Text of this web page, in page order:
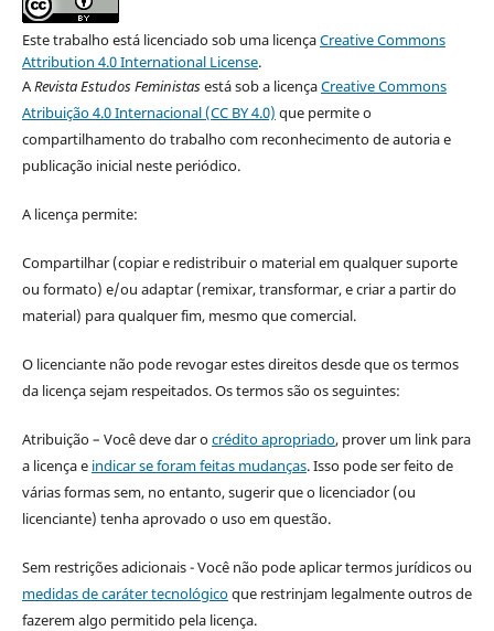
Este trabalho está licenciado sob uma licençaCreative Commons
Attribution 4.0 International License.
ARevista Estudos Feministasestá sob a licençaCreative Commons
Atribuição 4.0 Internacional (CC BY 4.0) que permite o
compartilhamento do trabalho com reconhecimento de autoria e
publicação inicial neste periódico.
A licença permite:
Compartilhar (copiar e redistribuir o material em qualquer suporte
ou formato) e/ou adaptar (remixar, transformar, e criar a partir do
material) para qualquer fim, mesmo que comercial.
O licenciante não pode revogar estes direitos desde que os termos
da licença sejam respeitados. Os termos são os seguintes:
Atribuição – Você deve dar ocrédito apropriado, prover um link para
a licença e indicar se foram feitas mudanças. Isso pode ser feito de
várias formas sem, no entanto, sugerir que o licenciador (ou
licenciante) tenha aprovado o uso em questão.
Sem restrições adicionais - Você não pode aplicar termos jurídicos ou
medidas de caráter tecnológicoque restrinjam legalmente outros de
fazerem algo permitido pela licença.